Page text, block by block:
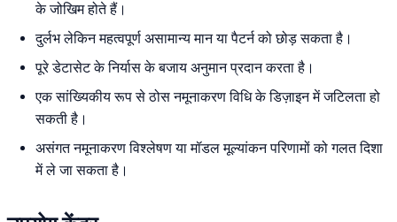
के जोखिम होते हैं।
दुर्लभ लेकिन महत्वपूर्ण असामान्य मान या पैटर्न को छोड़ सकता है।
पूरे डेटासेट के निर्यास के बजाय अनुमान प्रदान करता है।
एक सांख्यिकीय रूप से ठोस नमूनाकरण विधि के डिज़ाइन में जटिलता हो
सकती है।
असंगत नमूनाकरण विश्लेषण या मॉडल मूल्यांकन परिणामों को गलत दिशा
में ले जा सकता है।